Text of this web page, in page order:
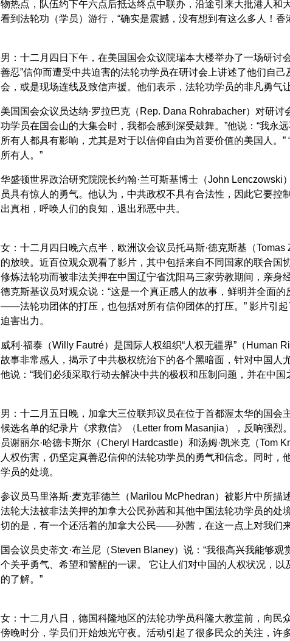
物热点，队伍约下午六点后抵达终点中联办，沿途引来大批港人
看到法轮功（学员）游行，“确实是震撼，没有想到有这么多人！
男：十二月四日下午，在美国国会众议院瑞本大楼举办了一场研
善忍”信仰而遭受中共迫害的法轮功学员在研讨会上讲述了他们自
会，或是现场连线及致信声援。他们表示，法轮功学员的非凡勇气
美国国会众议员达纳·罗拉巴克（Rep. Dana Rohrabacher）对研
功学员在国会山的大集会时，我都会感到深受鼓舞。”他说：“我永
所有人都具有影响，尤其是对于以信仰自由为首要价值的美国人。
所有人。”
华盛顿世界政治研究院院长约翰·兰可斯基博士（John
员具有惊人的勇气。他认为，中共政权不具有合法性，因此它要
出真相，呼唤人们的良知，退出邪恶中共。
女：十二月四日晚六点半，欧洲议会议员托马斯·德克斯基（
的放映。近百位观众观看了影片，其中包括来自不同国家的联合
修炼法轮功而被非法关押在中国辽宁省沈阳马三家劳教期间，亲身
德克斯基议员对观众说：“这是一个真正感人的故事，鲜明并全面
——法轮功团体的打压，也包括对所有信仰团体的打压。” 影片引
迫害出力。
威利·福泰（Willy Fautré）是国际人权组织“人权无疆界”（Human
故事非常感人，揭示了中共极权统治下的各个黑暗面，针对中国人
他说：“我们必须采取行动去解决中共的极权和压制问题，并在中
男：十二月五日晚，加拿大三位联邦议员在位于首都渥太华的国
候选名单的纪录片《求救信》（Letter from Masanjia），反响强
员谢丽尔·哈德卡斯尔（Cheryl Hardcastle）和汤姆·凯米克（Tom
人权伤害，仍坚定真善忍信仰的法轮功学员的勇气和信念。同时
学员的处境。
参议员马里洛斯·麦克菲德兰（Marilou McPhedran）被影片中所
法轮大法被非法关押的加拿大公民孙茜和其他中国法轮功学员的处
切的是，有一个还活着的加拿大公民——孙茜，在这一点上对我们
国会议员史蒂文·布兰尼（Steven Blaney）说：“我很高兴我能够
个关乎勇气、希望和警醒的一课。 它让人们对中国的人权状况，
的了解。”
女：十二月八日，德国科隆地区的法轮功学员科隆大教堂前，向民
傍晚时分，学员们开始烛光守夜。活动引起了很多民众的关注，